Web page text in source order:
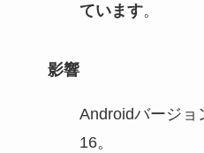
ています。
影響
Androidバージョ
16。